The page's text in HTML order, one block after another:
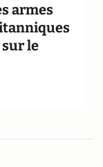
armes
le